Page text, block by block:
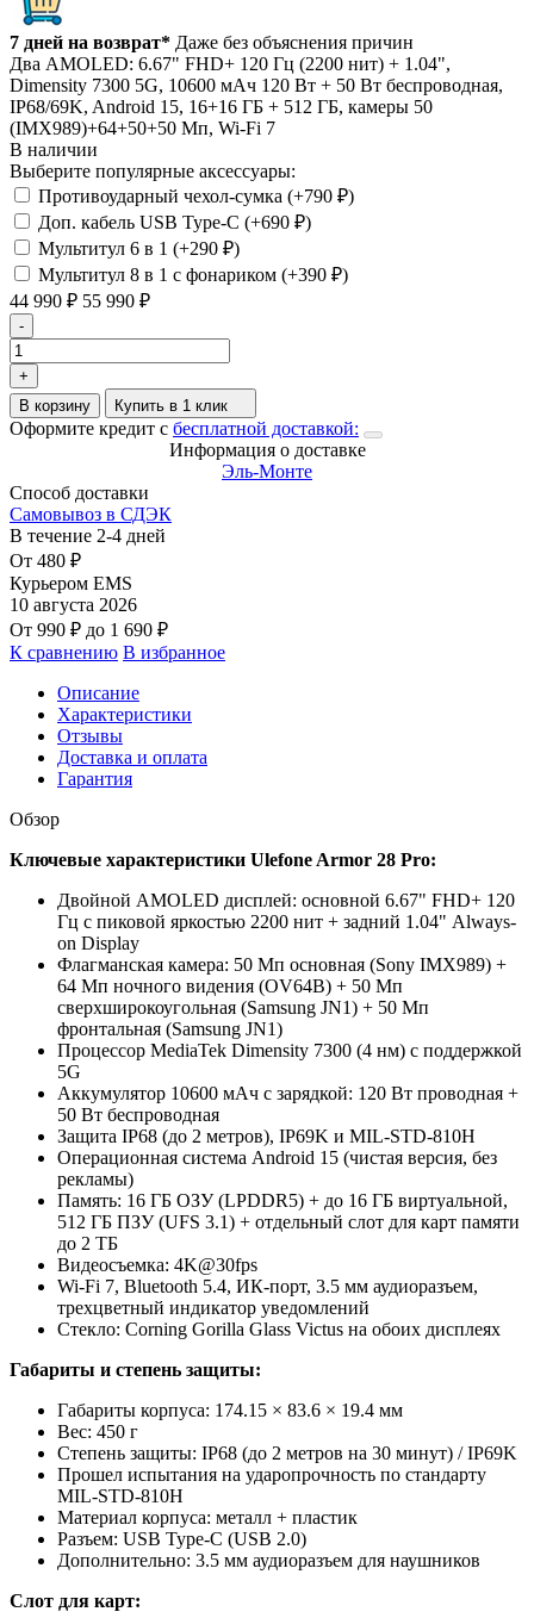
7 дней на возврат* Даже без объяснения причин
Два AMOLED: 6.67" FHD+ 120 Гц (2200 нит) + 1.04",
Dimensity 7300 5G, 10600 мАч 120 Вт + 50 Вт беспроводная,
IP68/69K, Android 15, 16+16 ГБ + 512 ГБ, камеры 50
(IMX989)+64+50+50 Мп, Wi-Fi 7
В наличии
Выберите популярные аксессуары:
Противоударный чехол-сумка (+790 ₽)
Доп. кабель USB Type-C (+690 ₽)
Мультитул 6 в 1 (+290 ₽)
Мультитул 8 в 1 с фонариком (+390 ₽)
44 990 ₽ 55 990 ₽
-
+
В корзину
Купить в 1 клик
Оформите кредит с бесплатной доставкой:
Информация о доставке
Эль-Монте
Способ доставки
Самовывоз в СДЭК
В течение 2-4 дней
От 480 ₽
Курьером EMS
10 августа 2026
От 990 ₽ до 1 690 ₽
К сравнению В избранное
Описание
Характеристики
Отзывы
Доставка и оплата
Гарантия
Обзор
Ключевые характеристики Ulefone Armor 28 Pro:
Двойной AMOLED дисплей: основной 6.67" FHD+ 120
Гц с пиковой яркостью 2200 нит + задний 1.04" Always-
on Display
Флагманская камера: 50 Мп основная (Sony IMX989) +
64 Мп ночного видения (OV64B) + 50 Мп
сверхширокоугольная (Samsung JN1) + 50 Мп
фронтальная (Samsung JN1)
Процессор MediaTek Dimensity 7300 (4 нм) с поддержкой
5G
Аккумулятор 10600 мАч с зарядкой: 120 Вт проводная +
50 Вт беспроводная
Защита IP68 (до 2 метров), IP69K и MIL-STD-810H
Операционная система Android 15 (чистая версия, без
рекламы)
Память: 16 ГБ ОЗУ (LPDDR5) + до 16 ГБ виртуальной,
512 ГБ ПЗУ (UFS 3.1) + отдельный слот для карт памяти
до 2 ТБ
Видеосъемка: 4K@30fps
Wi-Fi 7, Bluetooth 5.4, ИК-порт, 3.5 мм аудиоразъем,
трехцветный индикатор уведомлений
Стекло: Corning Gorilla Glass Victus на обоих дисплеях
Габариты и степень защиты:
Габариты корпуса: 174.15 × 83.6 × 19.4 мм
Вес: 450 г
Степень защиты: IP68 (до 2 метров на 30 минут) / IP69K
Прошел испытания на ударопрочность по стандарту
MIL-STD-810H
Материал корпуса: металл + пластик
Разъем: USB Type-C (USB 2.0)
Дополнительно: 3.5 мм аудиоразъем для наушников
Слот для карт: